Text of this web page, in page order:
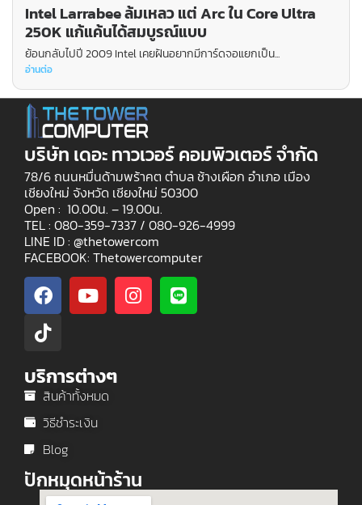
Intel Larrabee ล้มเหลว แต่ Arc ใน Core Ultra
250K แก้แค้นได้สมบูรณ์แบบ
ย้อนกลับไปปี 2009 Intel เคยฝันอยากมีการ์ดจอแยกเป็น...
อ่านต่อ
บริษัท เดอะ ทาวเวอร์ คอมพิวเตอร์ จำกัด
78/6 ถนนหมื่นด้ามพร้าคต ตำบล ช้างเผือก อำเภอ เมือง
เชียงใหม่ จังหวัด เชียงใหม่ 50300
Open : 10.00น. – 19.00น.
TEL : 080-359-7337 / 080-926-4999
LINE ID : @thetowercom
FACEBOOK: Thetowercomputer
บริการต่างๆ
สินค้าทั้งหมด
วิธีชำระเงิน
Blog
ปักหมุดหน้าร้าน